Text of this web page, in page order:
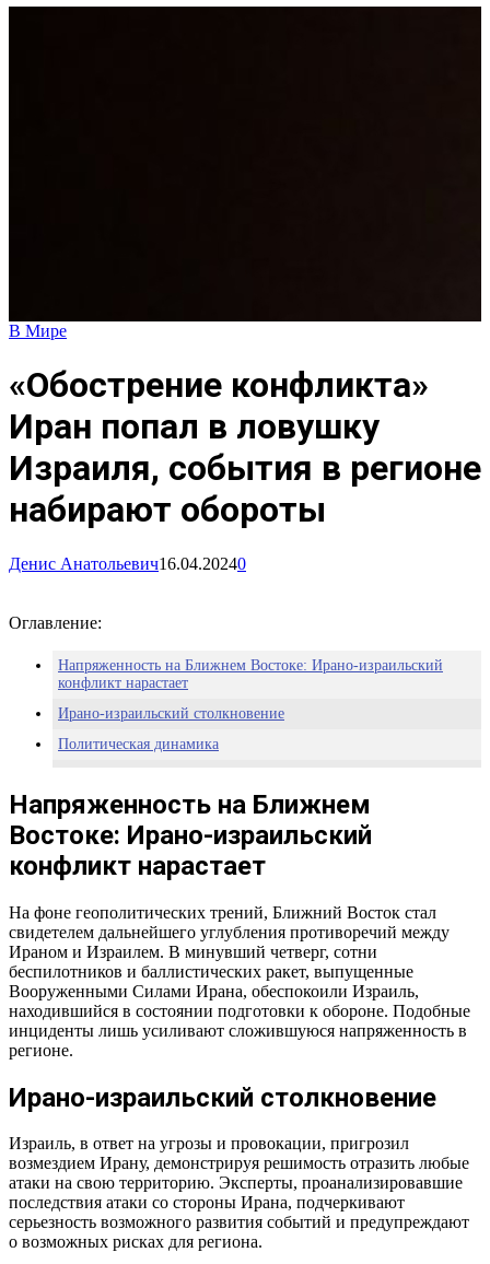
В Мире
«Обострение конфликта»
Иран попал в ловушку
Израиля, события в регионе
набирают обороты
Денис Анатольевич16.04.20240
Оглавление:
Напряженность на Ближнем Востоке: Ирано-израильский
конфликт нарастает
Ирано-израильский столкновение
Политическая динамика
Намечающиеся Развития в Ирано-Израильском Конфликте
Иранские Прокси в Действии
Возможные Сценарии
Напряженность на Ближнем
Востоке: Ирано-израильский
конфликт нарастает
На фоне геополитических трений, Ближний Восток стал
свидетелем дальнейшего углубления противоречий между
Ираном и Израилем. В минувший четверг, сотни
беспилотников и баллистических ракет, выпущенные
Вооруженными Силами Ирана, обеспокоили Израиль,
находившийся в состоянии подготовки к обороне. Подобные
инциденты лишь усиливают сложившуюся напряженность в
регионе.
Ирано-израильский столкновение
Израиль, в ответ на угрозы и провокации, пригрозил
возмездием Ирану, демонстрируя решимость отразить любые
атаки на свою территорию. Эксперты, проанализировавшие
последствия атаки со стороны Ирана, подчеркивают
серьезность возможного развития событий и предупреждают
о возможных рисках для региона.